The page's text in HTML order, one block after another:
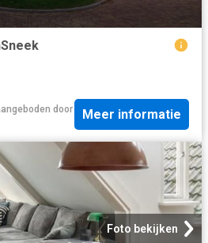
door
Meer informatie
Foto bekijken